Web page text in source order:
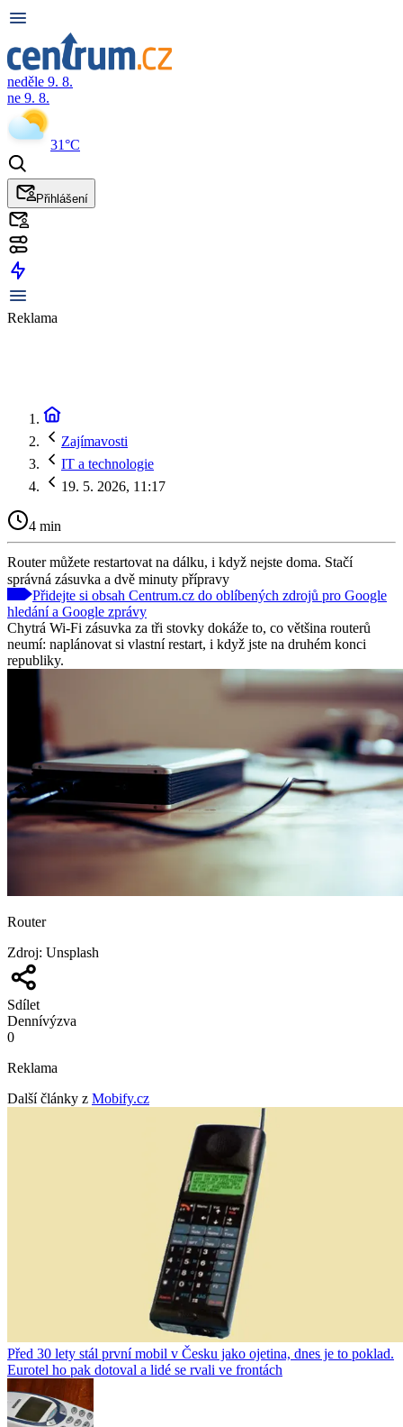
neděle 9. 8.
ne 9. 8.
31°C
Přihlášení
Reklama
Zajímavosti
IT a technologie
19. 5. 2026, 11:17
4 min
Router můžete restartovat na dálku, i když nejste doma. Stačí
správná zásuvka a dvě minuty přípravy
Přidejte si obsah Centrum.cz do oblíbených zdrojů pro Google
hledání a Google zprávy
Chytrá Wi-Fi zásuvka za tři stovky dokáže to, co většina routerů
neumí: naplánovat si vlastní restart, i když jste na druhém konci
republiky.
Router
Zdroj: Unsplash
Sdílet
Dennívýzva
0
Reklama
Další články z Mobify.cz
Před 30 lety stál první mobil v Česku jako ojetina, dnes je to poklad.
Eurotel ho pak dotoval a lidé se rvali ve frontách